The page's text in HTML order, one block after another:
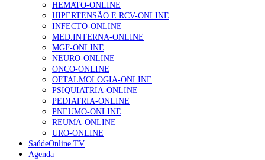
HEMATO-ONLINE
HIPERTENSÃO E RCV-ONLINE
INFECTO-ONLINE
MED.INTERNA-ONLINE
MGF-ONLINE
NEURO-ONLINE
ONCO-ONLINE
OFTALMOLOGIA-ONLINE
PSIQUIATRIA-ONLINE
PEDIATRIA-ONLINE
PNEUMO-ONLINE
REUMA-ONLINE
URO-ONLINE
SaúdeOnline TV
Agenda